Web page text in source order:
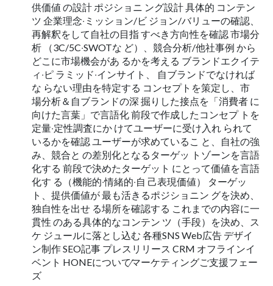
供価値 の設計 ポジショニ ング設計 具体的 コンテン
ツ 企業理念‧ミッション/ビ ジョン/バリューの確認、
再解釈をして⾃社の⽬指 すべき⽅向性を確認 市場分
析 （3C/5C‧SWOTな ど）、競合分析/他社事例 から
どこに市場機会があ るかを考える ブランドエクイテ
ィ‧ピ ラミッド‧インサイト、 ⾃ブランドでなければ
な らない理由を特定する コンセプトを策定し、市
場分析＆⾃ブランドの深 掘りした接点を「消費者 に
向けた⾔葉」で⾔語化 前段で作成したコンセプ トを
定量‧定性調査にか けてユーザーに受け⼊れ られて
いるかを確認 ユーザーが求めているこ と、⾃社の強
み、競合と の差別化となるターゲッ トゾーンを⾔語
化する 前段で決めたターゲット にとって価値を⾔語
化す る（機能的‧情緒的‧⾃ ⼰表現価値） ターゲッ
ト、提供価値が 最も活きるポジショニン グを決め、
独⾃性を出せ る場所を確認する これまでの内容に⼀
貫性 のある具体的なコンテン ツ（⼿段）を決め、ス
ケ ジュールに落とし込む 各種SNS Web広告 デザイ
ン制作 SEO記事 プレスリリース CRM オフラインイ
ベント HONEについて∕マーケティングご⽀援フェー
ズ